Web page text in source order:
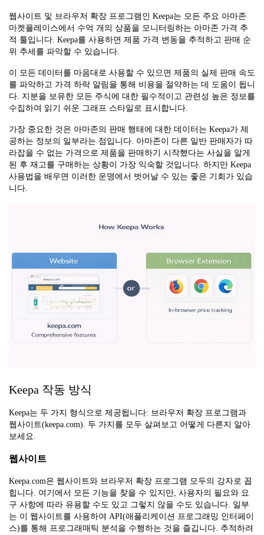
웹사이트 및 브라우저 확장 프로그램인 Keepa는 모든 주요 아마존
마켓플레이스에서 수억 개의 상품을 모니터링하는 아마존 가격 추
적 툴입니다. Keepa를 사용하면 제품 가격 변동을 추적하고 판매 순
위 추세를 파악할 수 있습니다.
이 모든 데이터를 마음대로 사용할 수 있으면 제품의 실제 판매 속도
를 파악하고 가격 하락 알림을 통해 비용을 절약하는 데 도움이 됩니
다. 지분을 보유한 모든 주식에 대한 필수적이고 관련성 높은 정보를
수집하여 읽기 쉬운 그래프 스타일로 표시합니다.
가장 중요한 것은 아마존의 판매 행태에 대한 데이터는 Keepa가 제
공하는 정보의 일부라는 점입니다. 아마존이 다른 일반 판매자가 따
라잡을 수 없는 가격으로 제품을 판매하기 시작했다는 사실을 알게
된 후 재고를 구매하는 상황이 가장 익숙할 것입니다. 하지만 Keepa
사용법을 배우면 이러한 운명에서 벗어날 수 있는 좋은 기회가 있습
니다.
Keepa 작동 방식
Keepa는 두 가지 형식으로 제공됩니다: 브라우저 확장 프로그램과
웹사이트(keepa.com). 두 가지를 모두 살펴보고 어떻게 다른지 알아
보세요.
웹사이트
Keepa.com은 웹사이트와 브라우저 확장 프로그램 모두의 강자로 꼽
힙니다. 여기에서 모든 기능을 찾을 수 있지만, 사용자의 필요와 요
구 사항에 따라 유용할 수도 있고 그렇지 않을 수도 있습니다. 일부
는 이 웹사이트를 사용하여 API(애플리케이션 프로그래밍 인터페이
스)를 통해 프로그래매틱 분석을 수행하는 것을 즐깁니다. 추적하려